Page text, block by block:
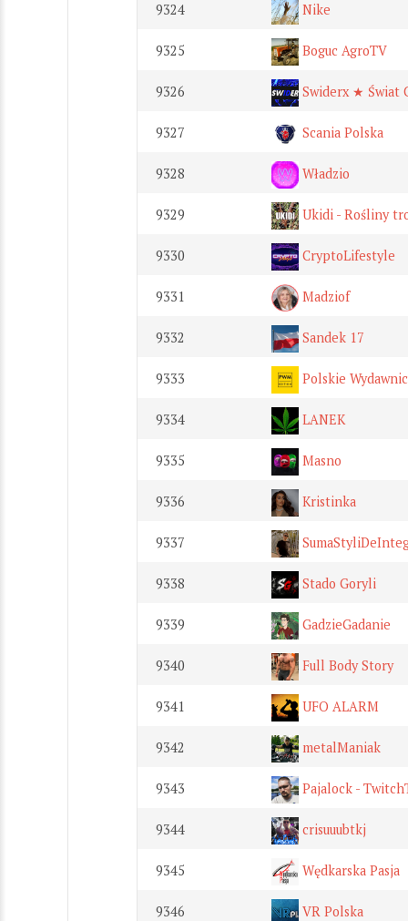
9324 Nike
9325 Boguc AgroTV
9326 Swiderx ★ Świat
9327 Scania Polska
9328 Władzio
9329 Ukidi - Rośliny
9330 CryptoLifestyle
9331 Madziof
9332 Sandek 17
9333 Polskie
9334 LANEK
9335 Masno
9336 Kristinka
9337
9338 Stado Goryli
9339 GadzieGadanie
9340 Full Body Story
9341 UFO ALARM
9342 metalManiak
9343 Pajalock -
9344 crisuuubtkj
9345 Wędkarska Pasja
9346 VR Polska